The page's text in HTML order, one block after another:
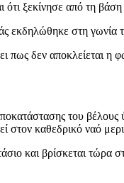
ξεκίνησε από τη
εκδηλώθηκε στη
πως δεν αποκλείεται
του
στον καθεδρικό ναό
και βρίσκεται